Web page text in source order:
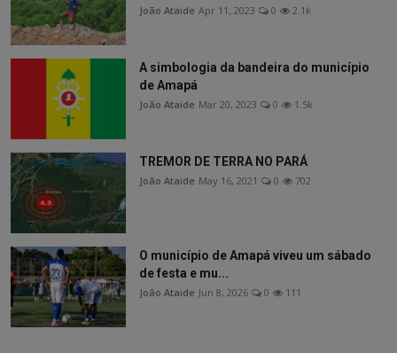
João Ataide Apr 11, 2023 0 2.1k
A simbologia da bandeira do município
de Amapá
João Ataide Mar 20, 2023 0 1.5k
TREMOR DE TERRA NO PARÁ
João Ataide May 16, 2021 0 702
O município de Amapá viveu um sábado
de festa e mu...
João Ataide Jun 8, 2026 0 111